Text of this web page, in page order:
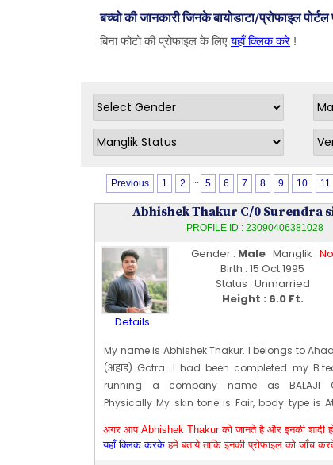
बच्चो की जानकारी जिनके बायोडाटा/प्रोफाइल
बिना फोटो की प्रोफाइल के लिएयहाँ क्लिक करे !
Previous 1 2 ... 5 6 7 8 9 10 11
Abhishek Thakur C/0 Surendra
PROFILE ID : 23090406381028
Details
Gender : Male Manglik : No
Birth : 15 Oct 1995
Status : Unmarried
Height : 6.0 Ft.
My name is Abhishek Thakur. I belongs to
(अहाड) Gotra. I had been completed my
running a company name as BALAJI
Physically My skin tone is Fair, body type is
Myself Abhishek Thakur managing
Construction. I am basically from village
अगर आप Abhishek Thakur को जानते है और इनकी शादी
यहाँ क्लिक करकेहमे बताये ताकि इनकी प्रोफाइल को जाँच